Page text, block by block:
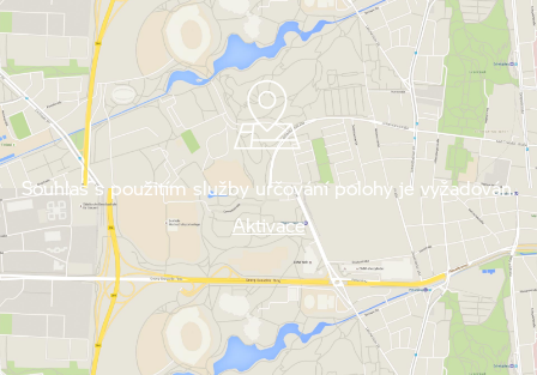
Souhlas s použitím služby určování polohy je vyžadován.
Aktivace